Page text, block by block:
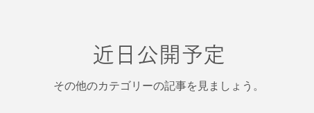
近日公開予定
その他のカテゴリーの記事を見ましょう。